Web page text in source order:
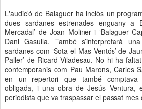
L'audició de Balaguer ha inclòs un
dues sardanes estrenades enguany a
Mercadal’ de Joan Moliner i ‘Balaguer
Dani Gasulla. També s’interpretarà
sardanes com ‘Sota el Mas Ventós’ de
Paller’ de Ricard Viladesau. No hi ha
contemporanis com Pau Marons, Carles
en un repertori que també comptava
obligada, i una obra de Jesús Ventura,
periodista que va traspassar el passat mes